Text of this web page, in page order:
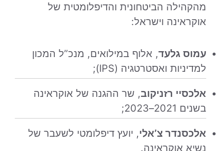
מהקהילה הביטחונית והדיפלומטית של
אוקראינה וישראל:
עמוס גלעד, אלוף במילואים, מנכ”ל המכון
למדיניות ואסטרטגיה (IPS);
אלכסיי רזניקוב, שר ההגנה של אוקראינה
בשנים 2021–2023;
אלכסנדר צ’אלי, יועץ דיפלומטי לשעבר של
נשיא אוקראינה.